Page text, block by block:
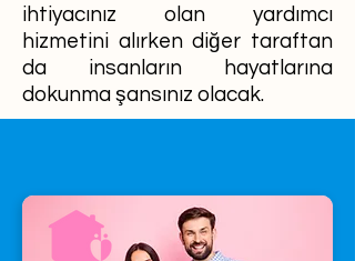
ihtiyacınız olan yardımcı
hizmetini alırken diğer taraftan
da insanların hayatlarına
dokunma şansınız olacak.